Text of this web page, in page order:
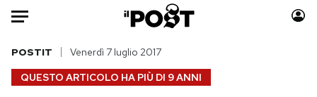
Auto
HOME
QUESTO ARTICOLO HA PIÙ DI 9 ANNI
POSTIT Venerdì 7 luglio 2017